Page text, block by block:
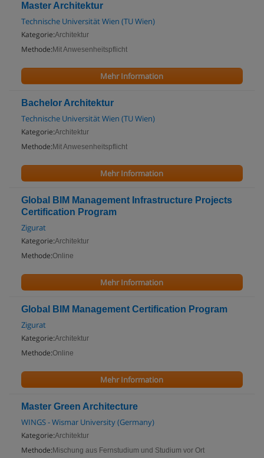
Master Architektur
Technische Universität Wien (TU Wien)
Kategorie:Architektur
Methode: Mit Anwesenheitspflicht
Mehr Information
Bachelor Architektur
Technische Universität Wien (TU Wien)
Kategorie:Architektur
Methode: Mit Anwesenheitspflicht
Mehr Information
Global BIM Management Infrastructure Projects
Certification Program
Zigurat
Kategorie:Architektur
Methode:Online
Mehr Information
Global BIM Management Certification Program
Zigurat
Kategorie:Architektur
Methode:Online
Mehr Information
Master Green Architecture
WINGS - Wismar University (Germany)
Kategorie:Architektur
Methode: Mischung aus Fernstudium und Studium vor Ort